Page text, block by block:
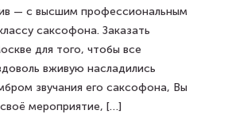
— с высшим профессиональным
саксофона. Заказать
для того, чтобы все
вживую насладились
звучания его саксофона, Вы
мероприятие, […]